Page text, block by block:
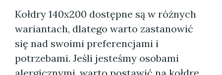
Kołdry 140x200 dostępne są w różnych
wariantach, dlatego warto zastanowić
się nad swoimi preferencjami i
potrzebami. Jeśli jesteśmy osobami